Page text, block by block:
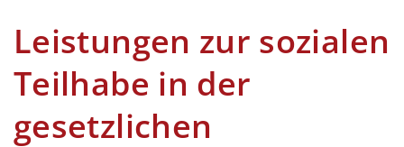
Leistungen zur sozialen
Teilhabe in der
gesetzlichen